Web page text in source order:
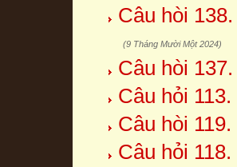
Câu hòi
(9 Tháng Mười Một 2024)
Câu hòi
Câu hỏi
Câu hòi
Câu hỏi